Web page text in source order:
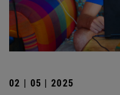
02 | 05 | 2025